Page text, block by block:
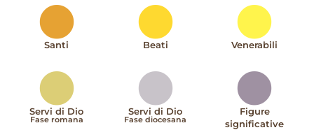
Santi Beati Venerabili
Servi di Dio
Fase romana
Servi di Dio
Fase diocesana
Figure
significative